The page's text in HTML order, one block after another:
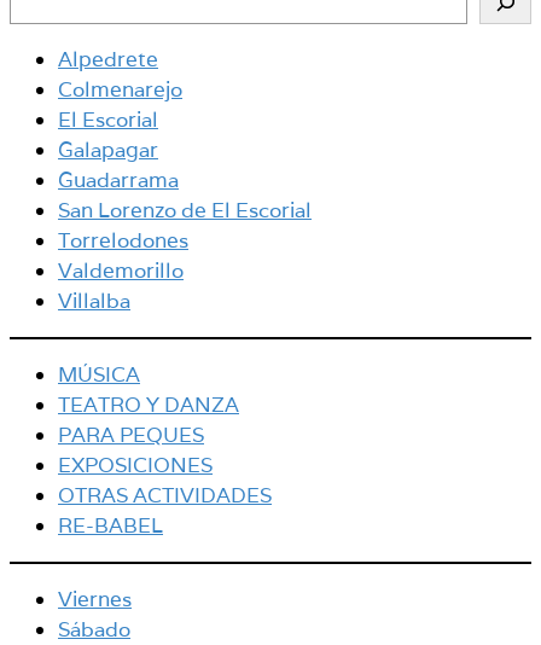
Alpedrete
Colmenarejo
El Escorial
Galapagar
Guadarrama
San Lorenzo de El Escorial
Torrelodones
Valdemorillo
Villalba
MÚSICA
TEATRO Y DANZA
PARA PEQUES
EXPOSICIONES
OTRAS ACTIVIDADES
RE-BABEL
Viernes
Sábado